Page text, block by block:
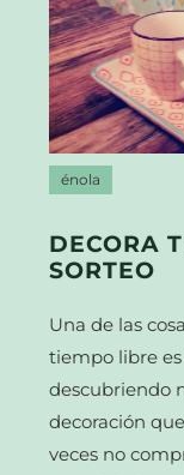
énola
DECORA
SORTEO
Una de las
tiempo libre
descubriendo
decoración
veces no